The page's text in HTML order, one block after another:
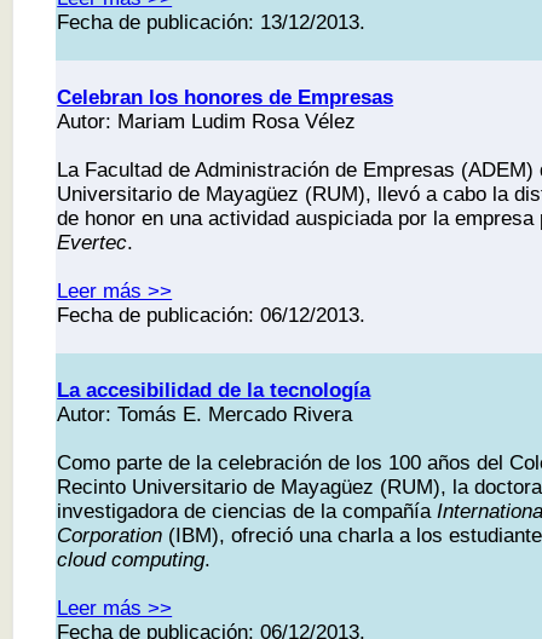
Fecha de publicación: 13/12/2013.
Celebran los honores de Empresas
Autor: Mariam Ludim Rosa Vélez
La Facultad de Administración de Empresas (ADEM)
Universitario de Mayagüez (RUM), llevó a cabo la
de honor en una actividad auspiciada por la empresa
Evertec.
Leer más >>
Fecha de publicación: 06/12/2013.
La accesibilidad de la tecnología
Autor: Tomás E. Mercado Rivera
Como parte de la celebración de los 100 años del
Recinto Universitario de Mayagüez (RUM), la
investigadora de ciencias de la compañía
Corporation (IBM), ofreció una charla a los
cloud computing.
Leer más >>
Fecha de publicación: 06/12/2013.